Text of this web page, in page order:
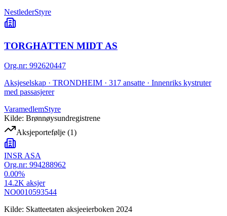
NestlederStyre
TORGHATTEN MIDT AS
Org.nr: 992620447
Aksjeselskap · TRONDHEIM · 317 ansatte · Innenriks kystruter
med passasjerer
VaramedlemStyre
Kilde: Brønnøysundregistrene
Aksjeportefølje (1)
INSR ASA
Org.nr: 994288962
0.00%
14.2K aksjer
NO0010593544
Kilde: Skatteetaten aksjeeierboken 2024